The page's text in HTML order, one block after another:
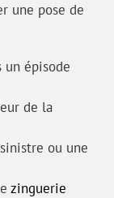
une pose de
un épisode
de la
ou une
zinguerie